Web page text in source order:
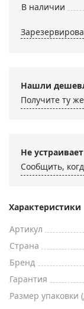
В наличии
Нашли
Получите ту
Не
Сообщить,
Характеристики
Артикул
Страна
Бренд
Гарантия
Размер